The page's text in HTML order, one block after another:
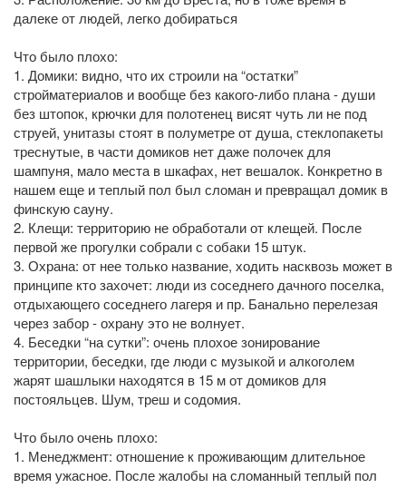
далеке от людей, легко добираться
Что было плохо:
1. Домики: видно, что их строили на “остатки”
стройматериалов и вообще без какого-либо плана - души
без штопок, крючки для полотенец висят чуть ли не под
струей, унитазы стоят в полуметре от душа, стеклопакеты
треснутые, в части домиков нет даже полочек для
шампуня, мало места в шкафах, нет вешалок. Конкретно в
нашем еще и теплый пол был сломан и превращал домик в
финскую сауну.
2. Клещи: территорию не обработали от клещей. После
первой же прогулки собрали с собаки 15 штук.
3. Охрана: от нее только название, ходить насквозь может в
принципе кто захочет: люди из соседнего дачного поселка,
отдыхающего соседнего лагеря и пр. Банально перелезая
через забор - охрану это не волнует.
4. Беседки “на сутки”: очень плохое зонирование
территории, беседки, где люди с музыкой и алкоголем
жарят шашлыки находятся в 15 м от домиков для
постояльцев. Шум, треш и содомия.
Что было очень плохо:
1. Менеджмент: отношение к проживающим длительное
время ужасное. После жалобы на сломанный теплый пол